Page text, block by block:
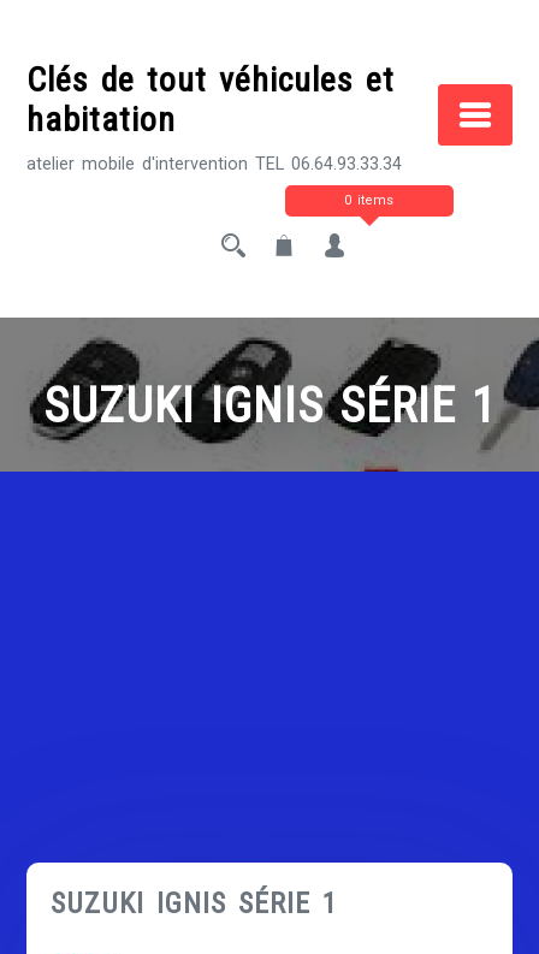
contentClés de tout véhicules et
habitation
atelier mobile d'intervention TEL 06.64.93.33.34
0 items
SUZUKI IGNIS SÉRIE 1
SUZUKI IGNIS SÉRIE 1